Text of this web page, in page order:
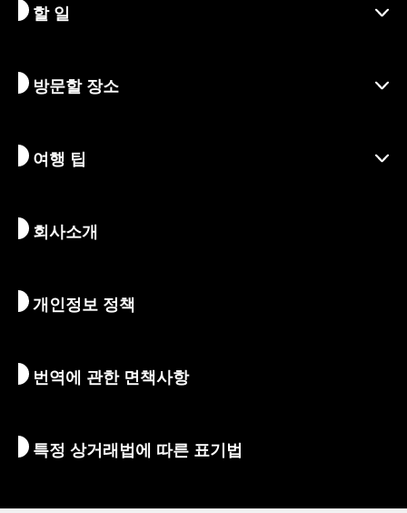
교토 알아보기
시즌별 정보
지속가능한 관광
할 일
여행 아이디어
액티비티
예술 & 문화
아침 & 밤
숙박 시설
방문할 장소
목적지
여정
여행 팁
교토 둘러보기
지도 및 도구
통역 가이드
환전/세금
회사소개
개인정보 정책
번역에 관한 면책사항
특정 상거래법에 따른 표기법